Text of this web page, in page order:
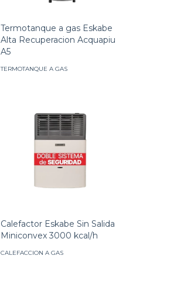
Termotanque a gas Eskabe
Alta Recuperacion Acquapiu
A5
TERMOTANQUE A GAS
Calefactor Eskabe Sin Salida
Miniconvex 3000 kcal/h
CALEFACCION A GAS